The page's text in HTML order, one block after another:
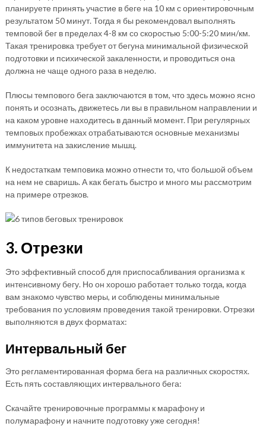
планируете принять участие в беге на 10 км с ориентировочным
результатом 50 минут. Тогда я бы рекомендовал выполнять
темповой бег в пределах 4-8 км со скоростью 5:00-5:20 мин/км.
Такая тренировка требует от бегуна минимальной физической
подготовки и психической закаленности, и проводиться она
должна не чаще одного раза в неделю.
Плюсы темпового бега заключаются в том, что здесь можно ясно
понять и осознать, движетесь ли вы в правильном направлении и
на каком уровне находитесь в данный момент. При регулярных
темповых пробежках отрабатываются основные механизмы
иммунитета на закисление мышц.
К недостаткам темповика можно отнести то, что большой объем
на нем не сваришь. А как бегать быстро и много мы рассмотрим
на примере отрезков.
3. Отрезки
Это эффективный способ для приспосабливания организма к
интенсивному бегу. Но он хорошо работает только тогда, когда
вам знакомо чувство меры, и соблюдены минимальные
требования по условиям проведения такой тренировки. Отрезки
выполняются в двух форматах:
Интервальный бег
Это регламентированная форма бега на различных скоростях.
Есть пять составляющих интервального бега:
Скачайте тренировочные программы к марафону и
полумарафону и начните подготовку уже сегодня!